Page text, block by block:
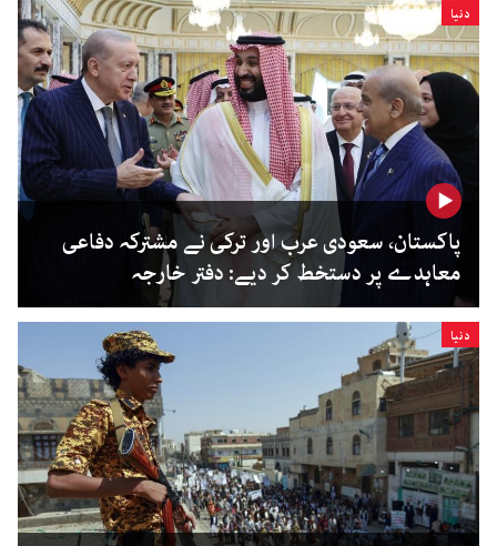
دنیا
پاکستان، سعودی عرب اور ترکی نے مشترکہ دفاعی
معاہدے پر دستخط کر دیے: دفتر خارجہ
دنیا